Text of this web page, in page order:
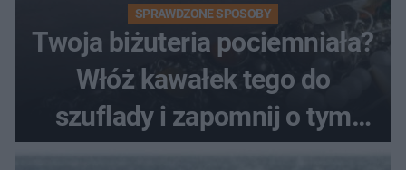
SPRAWDZONE SPOSOBY
Twoja biżuteria pociemniała?
Włóż kawałek tego do
szuflady i zapomnij o tym
problemie. Sposób na